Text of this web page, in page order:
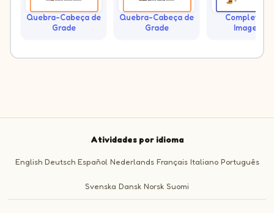
Quebra-Cabeça de
Grade
Quebra-Cabeça de
Grade
Complete as
Imagens
Atividades por idioma
English Deutsch Español Nederlands Français Italiano Português
Svenska Dansk Norsk Suomi